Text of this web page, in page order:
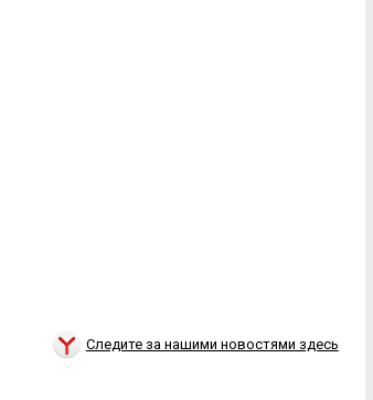
Следите за нашими новостями здесь